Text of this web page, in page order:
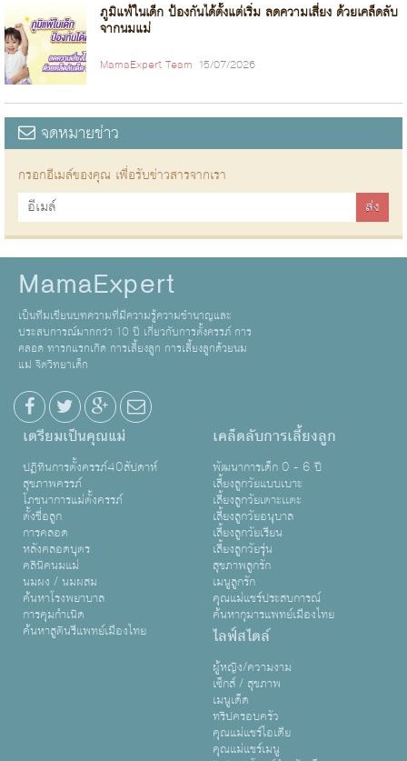
ภูมิแพ้ในเด็ก ป้องกันได้ตั้งแต่เริ่ม ลดความเสี่ยง ด้วยเคล็ดลับ
จากนมแม่
MamaExpert Team 15/07/2026
จดหมายข่าว
กรอกอีเมล์ของคุณ เพื่อรับข่าวสารจากเรา
MamaExpert
เป็นทีมเขียนบทความที่มีความรู้ความชำนาญและ
ประสบการณ์มากกว่า 10 ปี เกี่ยวกับการตั้งครรภ์ การ
คลอด ทารกแรกเกิด การเลี้ยงลูก การเลี้ยงลูกด้วยนม
แม่ จิตวิทยาเด็ก
เตรียมเป็นคุณแม่
ปฏิทินการตั้งครรภ์40สัปดาห์
สุขภาพครรภ์
โภชนาการแม่ตั้งครรภ์
ตั้งชื่อลูก
การคลอด
หลังคลอดบุตร
คลินิคนมแม่
นมผง / นมผสม
ค้นหาโรงพยาบาล
การคุมกำเนิด
ค้นหาสูตินรีแพทย์เมืองไทย
เคล็ดลับการเลี้ยงลูก
พัฒนาการเด็ก 0 - 6 ปี
เลี้ยงลูกวัยแบบเบาะ
เลี้ยงลูกวัยเตาะเเตะ
เลี้ยงลูกวัยอนุบาล
เลี้ยงลูกวัยเรียน
เลี้ยงลูกวัยรุ่น
สุขภาพลูกรัก
เมนูลูกรัก
คุณแม่แชร์ประสบการณ์
ค้นหากุมารแพทย์เมืองไทย
ไลฟ์สไตล์
ผู้หญิง/ความงาม
เซ็กส์ / สุขภาพ
เมนูเด็ด
ทริปครอบครัว
คุณแม่แชร์ไอเดีย
คุณแม่แชร์เมนู